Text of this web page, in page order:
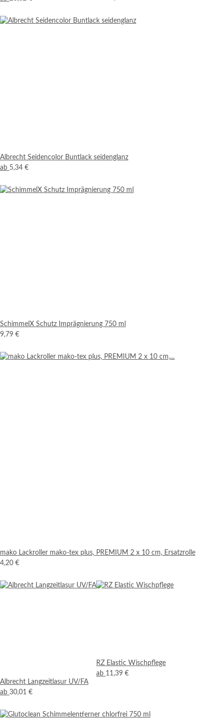
Albrecht Seidencolor Buntlack seidenglanz
ab 5,34 €
SchimmelX Schutz Imprägnierung 750 ml
9,79 €
mako Lackroller mako-tex plus, PREMIUM 2 x 10 cm, Ersatzrolle
4,20 €
Albrecht Langzeitlasur UV/FA
ab 30,01 €
RZ Elastic Wischpflege
ab 11,39 €